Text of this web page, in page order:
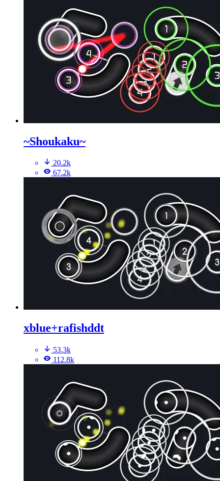
~Shoukaku~
20.2k
67.2k
xblue+rafishddt
53.3k
112.8k